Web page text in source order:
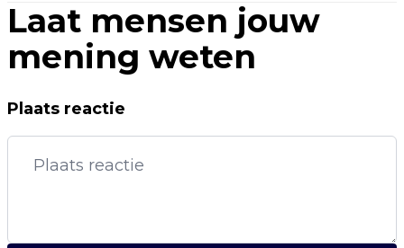
Laat mensen jouw
mening weten
Plaats reactie